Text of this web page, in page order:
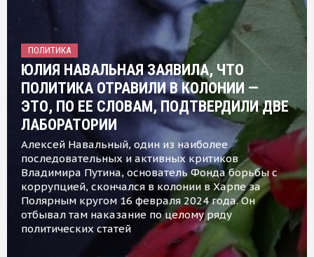
ПОЛИТИКА
ЮЛИЯ НАВАЛЬНАЯ ЗАЯВИЛА, ЧТО
ПОЛИТИКА ОТРАВИЛИ В КОЛОНИИ —
ЭТО, ПО ЕЕ СЛОВАМ, ПОДТВЕРДИЛИ ДВЕ
ЛАБОРАТОРИИ
Алексей Навальный, один из наиболее
последовательных и активных критиков
Владимира Путина, основатель Фонда борьбы с
коррупцией, скончался в колонии в Харпе за
Полярным кругом 16 февраля 2024 года. Он
отбывал там наказание по целому ряду
политических статей